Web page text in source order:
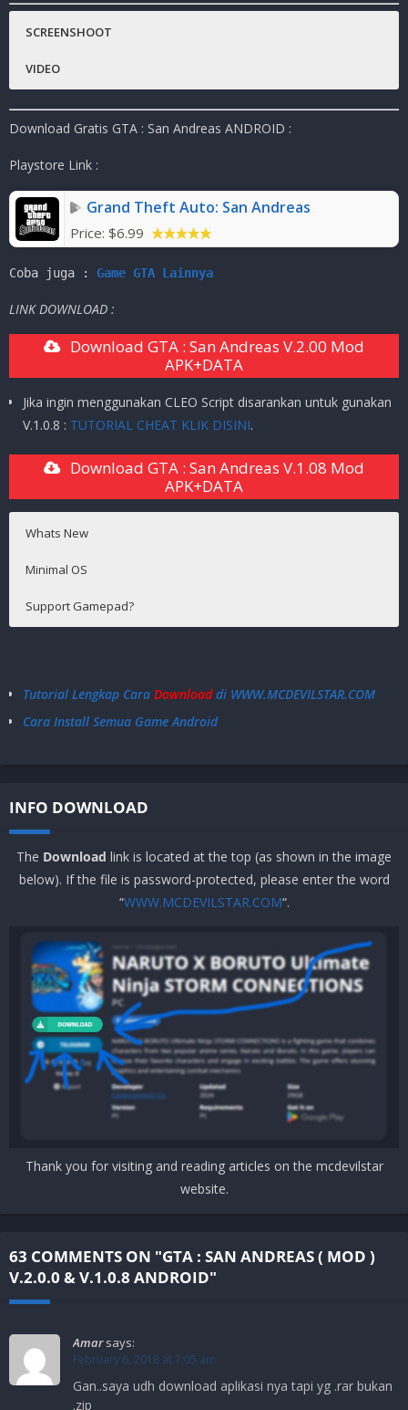
Platfrom
Publisher:Rockstar Games
Release Date
Mode: Solo ( OFFLINE )
SCREENSHOOT
VIDEO
Download Gratis GTA : San Andreas ANDROID :
Playstore Link :
Grand Theft Auto: San Andreas
Price: $6.99
Coba juga : Game GTA Lainnya
LINK DOWNLOAD :
Download GTA : San Andreas V.2.00 Mod
APK+DATA
Jika ingin menggunakan CLEO Script disarankan untuk gunakan
V.1.0.8 : TUTORIAL CHEAT KLIK DISINI.
Download GTA : San Andreas V.1.08 Mod
APK+DATA
Whats New
Minimal OS
Support Gamepad?
Tutorial Lengkap Cara Downloaddi WWW.MCDEVILSTAR.COM
Cara Install Semua Game Android
INFO DOWNLOAD
The Download link is located at the top (as shown in the image
below). If the file is password-protected, please enter the word
“WWW.MCDEVILSTAR.COM“.
Thank you for visiting and reading articles on the mcdevilstar
website.
63 COMMENTS ON "GTA : SAN ANDREAS ( MOD )
V.2.0.0 & V.1.0.8 ANDROID"
Amar says:
February 6, 2018 at 7:05 am
Gan..saya udh download aplikasi nya tapi yg .rar bukan
.zip